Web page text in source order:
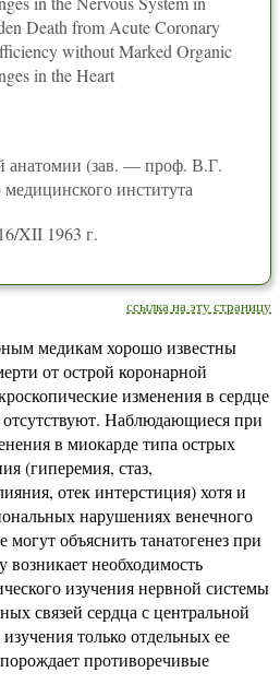
Death from Acute Coronary
without Marked Organic
in the Heart
анатомии (зав. — проф. В.Г.
института
XII 1963 г.
ссылка на эту страницу
медикам хорошо известны
от острой коронарной
изменения в сердце
отсутствуют. Наблюдающиеся при
в миокарде типа острых
(гиперемия, стаз,
отек интерстиция) хотя и
нарушениях венечного
объяснить танатогенез при
необходимость
изучения нервной системы
связей сердца с центральной
только отдельных ее
противоречивые